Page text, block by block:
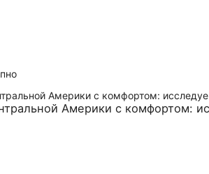
Америки с комфортом: